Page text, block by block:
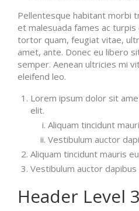
Pellentesque habitant morbi
et malesuada fames ac
tortor quam, feugiat vitae,
amet, ante. Donec eu libero
semper. Aenean ultricies mi
eleifend leo.
Lorem ipsum dolor sit
elit.
Aliquam tincidunt
Vestibulum auctor
Aliquam tincidunt mauris
Vestibulum auctor dapibus
Header Level 3